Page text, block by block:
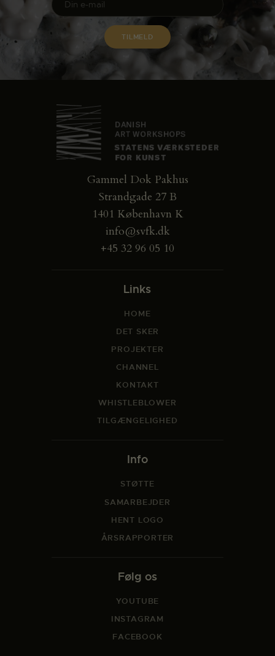
Gammel Dok Pakhus
Strandgade 27 B
1401 København K
info@svfk.dk
+45 32 96 05 10
Links
HOME
DET SKER
PROJEKTER
CHANNEL
KONTAKT
WHISTLEBLOWER
TILGÆNGELIGHED
Info
STØTTE
SAMARBEJDER
HENT LOGO
ÅRSRAPPORTER
Følg os
YOUTUBE
INSTAGRAM
FACEBOOK